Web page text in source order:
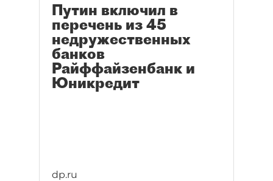
Путин включил в
перечень из 45
недружественных
банков
Райффайзенбанк и
Юникредит
dp.ru